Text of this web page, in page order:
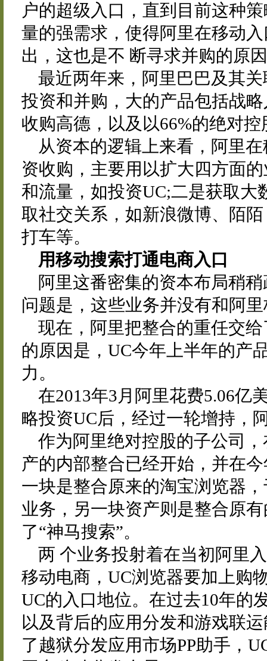
户的超级入口，直到目前这种
量的强需求，使得阿里在移动
出，这也是不 断寻求并购的原
最近两年来，阿里巴巴及其
投资和并购，大的产品包括战
收购高德，以及以66%的绝对
从资本的逻辑上来看，阿里
资收购，主要用以扩大四方面
和流量，如投资UC;二是获取
取社交关系，如新浪微博、陌
打车等。
用移动搜索打通电商入口
阿里这番密集的资本布局稍
问题是，这些业务并没有和阿
现在，阿里把整合的重任交
的原因是，UC今年上半年的产
力。
在2013年3月阿里花费5.06亿
略投资UC后，经过一轮增持，
作为阿里绝对控股的子公司
产的内部整合已经开始，并在
一块是整合原来的淘宝浏览器
业务，另一块资产则是整合原
了“神马搜索”。
两 个业务投射着在当初阿里
移动电商，UC浏览器要加上购
UC的入口地位。在过去10年的
以及背后的应用分发和游戏联
了越狱分发应用市场PP助手，